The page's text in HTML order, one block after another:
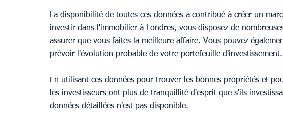
La disponibilité de toutes ces données a contribué à créer un
investir dans l'immobilier à Londres, vous disposez de
assurer que vous faites la meilleure affaire. Vous pouvez
prévoir l'évolution probable de votre portefeuille d'investissement.
En utilisant ces données pour trouver les bonnes propriétés et
les investisseurs ont plus de tranquillité d'esprit que s'ils
données détaillées n'est pas disponible.